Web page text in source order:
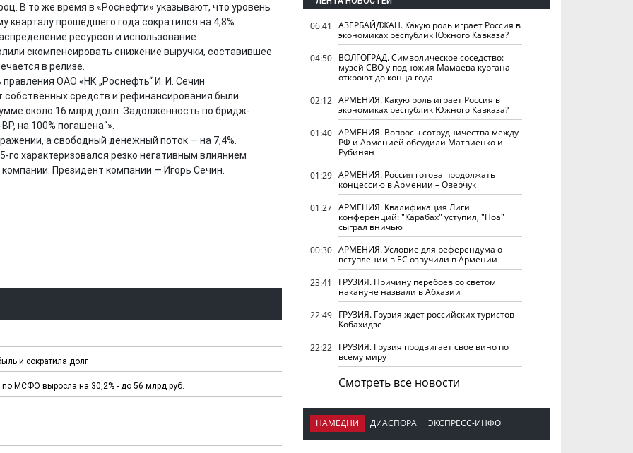
В то же время в «Роснефти» указывают, что уровень
прошедшего года сократился на 4,8%.
ресурсов и использование
скомпенсировать снижение выручки, составившее
в релизе.
ОАО «НК „Роснефть“ И. И. Сечин
собственных средств и рефинансирования были
около 16 млрд долл. Задолженность по бридж-
на 100% погашена“».
а свободный денежный поток — на 7,4%.
го характеризовался резко негативным влиянием
Президент компании — Игорь Сечин.
и сократила долг
по МСФО выросла на 30,2% - до 56 млрд руб.
06:41
АЗЕРБАЙДЖАН. Какую роль играет Россия в
экономиках республик Южного Кавказа?
04:50 ВОЛГОГРАД. Символическое соседство:
музей СВО у подножия Мамаева кургана
откроют до конца года
02:12 АРМЕНИЯ. Какую роль играет Россия в
экономиках республик Южного Кавказа?
01:40 АРМЕНИЯ. Вопросы сотрудничества между
РФ и Арменией обсудили Матвиенко и
Рубинян
01:29 АРМЕНИЯ. Россия готова продолжать
концессию в Армении – Оверчук
01:27 АРМЕНИЯ. Квалификация Лиги
конференций: "Карабах" уступил, "Ноа"
сыграл вничью
00:30 АРМЕНИЯ. Условие для референдума о
вступлении в ЕС озвучили в Армении
23:41
ГРУЗИЯ. Причину перебоев со светом
накануне назвали в Абхазии
22:49 ГРУЗИЯ. Грузия ждет российских туристов –
Кобахидзе
22:22 ГРУЗИЯ. Грузия продвигает свое вино по
всему миру
Смотреть все новости
НАМЕДНИ ДИАСПОРА ЭКСПРЕСС-ИНФО